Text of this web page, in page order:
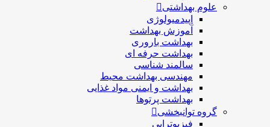
علوم بهداشتی
اپیدمیولوژی
آموزش بهداشت
بهداشت باروری
بهداشت حرفه ای
سالمند شناسی
مهندسی بهداشت محيط
بهداشت و ایمنی مواد غذایی
بهداشت پرتوها
گروه توانبخشی
فیزیوتراپی